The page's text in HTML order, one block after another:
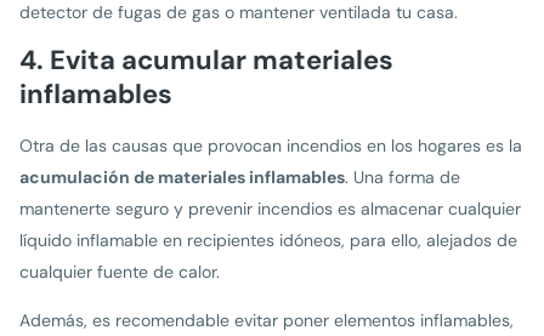
detector de fugas de gas o mantener ventilada tu casa.
4. Evita acumular materiales
inflamables
Otra de las causas que provocan incendios en los hogares es la
acumulación de materiales inflamables. Una forma de
mantenerte seguro y prevenir incendios es almacenar cualquier
líquido inflamable en recipientes idóneos, para ello, alejados de
cualquier fuente de calor.
Además, es recomendable evitar poner elementos inflamables,